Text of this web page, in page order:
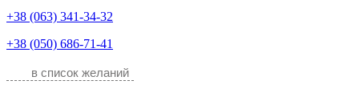
+38 (063) 341-34-32
+38 (050) 686-71-41
в список желаний